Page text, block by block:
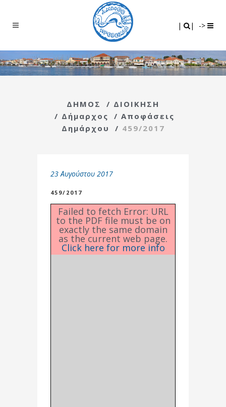
| | ->
ΔΗΜΟΣ / ΔΙΟΙΚΗΣΗ
/ Δήμαρχος / Αποφάσεις
Δημάρχου
/ 459/2017
23 Αυγούστου 2017
459/2017
Failed to fetch Error: URL
to the PDF file must be on
exactly the same domain
as the current web page.
Click here for more info